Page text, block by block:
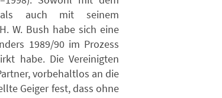
als auch mit seinem
W. Bush habe sich eine
1989/90 im Prozess
habe. Die Vereinigten
vorbehaltlos an die
Geiger fest, dass ohne